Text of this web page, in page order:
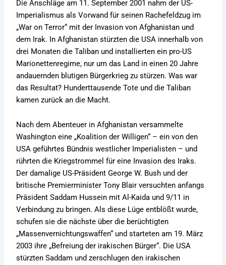
Die Anschläge am 11. September 2001 nahm der US-
Imperialismus als Vorwand für seinen Rachefeldzug im
„War on Terror“ mit der Invasion von Afghanistan und
dem Irak. In Afghanistan stürzten die USA innerhalb von
drei Monaten die Taliban und installierten ein pro-US
Marionettenregime, nur um das Land in einen 20 Jahre
andauernden blutigen Bürgerkrieg zu stürzen. Was war
das Resultat? Hunderttausende Tote und die Taliban
kamen zurück an die Macht.
Nach dem Abenteuer in Afghanistan versammelte
Washington eine „Koalition der Willigen“ – ein von den
USA geführtes Bündnis westlicher Imperialisten – und
rührten die Kriegstrommel für eine Invasion des Iraks.
Der damalige US-Präsident George W. Bush und der
britische Premierminister Tony Blair versuchten anfangs
Präsident Saddam Hussein mit Al-Kaida und 9/11 in
Verbindung zu bringen. Als diese Lüge entblößt wurde,
schufen sie die nächste über die berüchtigten
„Massenvernichtungswaffen“ und starteten am 19. März
2003 ihre „Befreiung der irakischen Bürger“. Die USA
stürzten Saddam und zerschlugen den irakischen